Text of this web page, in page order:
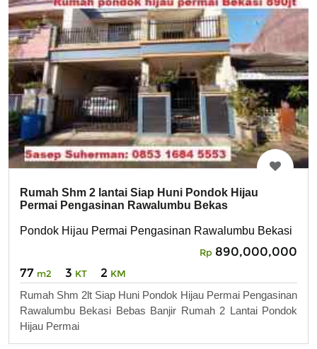
Rumah Shm 2 lantai Siap Huni Pondok Hijau
Permai Pengasinan Rawalumbu Bekas
Pondok Hijau Permai Pengasinan Rawalumbu Bekasi
Rp 890,000,000
77 m2 3 KT 2 KM
Rumah Shm 2lt Siap Huni Pondok Hijau Permai Pengasinan
Rawalumbu Bekasi Bebas Banjir Rumah 2 Lantai Pondok
Hijau Permai